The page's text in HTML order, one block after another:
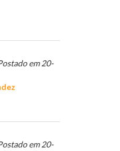
em 20-
em 20-